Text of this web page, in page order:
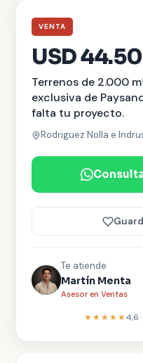
VENTA
USD
Terrenos de 2.000
exclusiva de
falta tu proyecto.
Rodriguez Nolla e
Te atiende
Martín Menta
Asesor en Ventas
★★★★★4,6 ·